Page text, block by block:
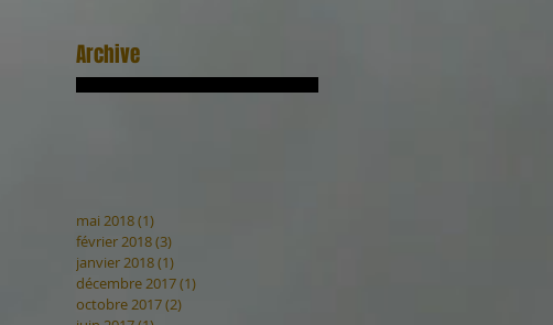
Archive
mai 2018(1)
février 2018(3)
janvier 2018(1)
décembre 2017(1)
octobre 2017(2)